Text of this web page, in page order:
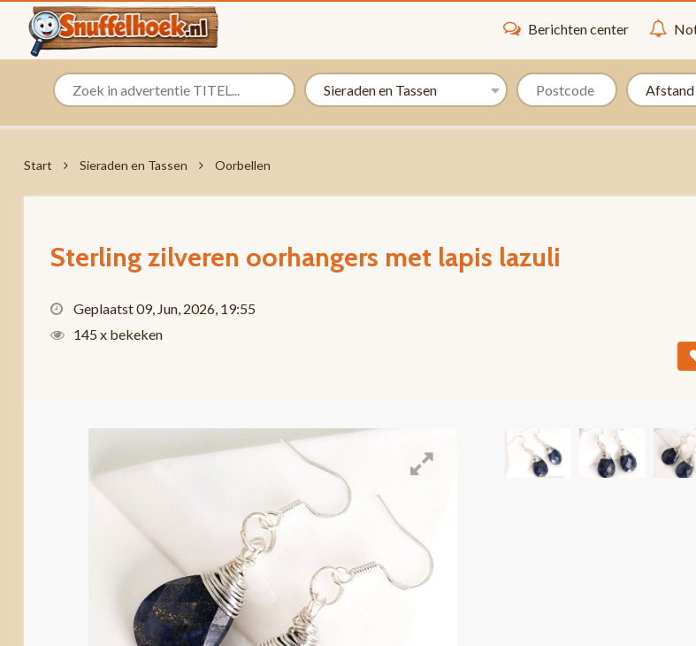
Berichten center
Start Sieraden en Tassen Oorbellen
Sterling zilveren oorhangers met lapis lazuli
Geplaatst 09, Jun, 2026, 19:55
145 x bekeken